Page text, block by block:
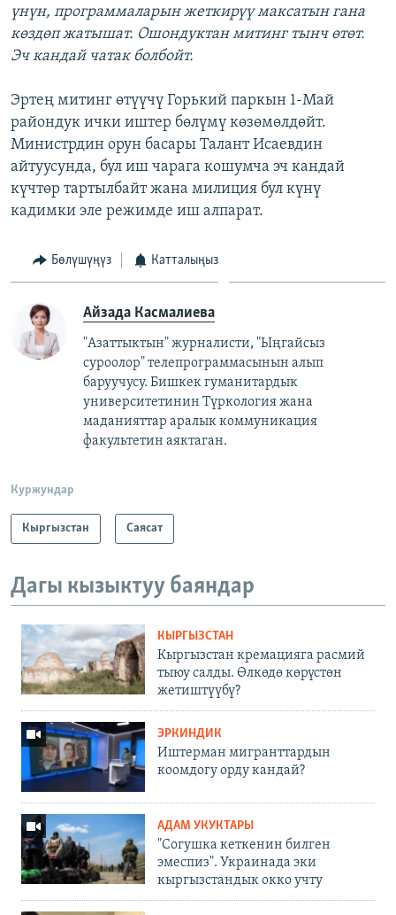
үнүн, программаларын жеткирүү максатын гана
көздөп жатышат. Ошондуктан митинг тынч өтөт.
Эч кандай чатак болбойт.
Эртең митинг өтүүчү Горький паркын 1-Май
райондук ички иштер бөлүмү көзөмөлдөйт.
Министрдин орун басары Талант Исаевдин
айтуусунда, бул иш чарага кошумча эч кандай
күчтөр тартылбайт жана милиция бул күнү
кадимки эле режимде иш алпарат.
Бөлүшүңүз Катталыңыз
Айзада Касмалиева
"Азаттыктын" журналисти, "Ыңгайсыз
суроолор" телепрограммасынын алып
баруучусу. Бишкек гуманитардык
университетинин Түркология жана
маданияттар аралык коммуникация
факультетин аяктаган.
Куржундар
Кыргызстан Саясат
Дагы кызыктуу баяндар
КЫРГЫЗСТАН
Кыргызстан кремацияга расмий
тыюу салды. Өлкөдө көрүстөн
жетиштүүбү?
ЭРКИНДИК
Иштерман мигранттардын
коомдогу орду кандай?
АДАМ УКУКТАРЫ
"Согушка кеткенин билген
эмеспиз". Украинада эки
кыргызстандык окко учту